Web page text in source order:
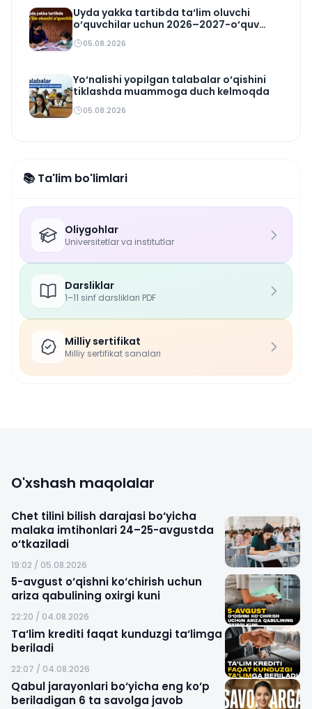
Uyda yakka tartibda ta‘lim oluvchi
o‘quvchilar uchun 2026–2027-o‘quv
rejasi tasdiqlandi
05.08.2026
Yo‘nalishi yopilgan talabalar o‘qishini
tiklashda muammoga duch kelmoqda
05.08.2026
📚 Ta'lim bo'limlari
Oliygohlar
Universitetlar va institutlar
Darsliklar
1–11 sinf darsliklari PDF
Milliy sertifikat
Milliy sertifikat sanalari
O'xshash maqolalar
Chet tilini bilish darajasi bo‘yicha
malaka imtihonlari 24–25-avgustda
o‘tkaziladi
19:02 / 05.08.2026
5-avgust o‘qishni ko‘chirish uchun
ariza qabulining oxirgi kuni
22:20 / 04.08.2026
Ta‘lim krediti faqat kunduzgi ta‘limga
beriladi
22:07 / 04.08.2026
Qabul jarayonlari bo‘yicha eng ko‘p
beriladigan 6 ta savolga javob